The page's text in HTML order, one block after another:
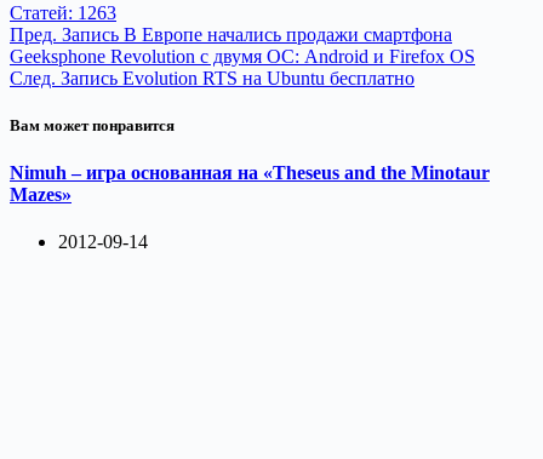
Статей: 1263
Пред. Запись В Европе начались продажи смартфона
Geeksphone Revolution с двумя ОС: Android и Firefox OS
След. Запись Evolution RTS на Ubuntu бесплатно
Вам может понравится
Nimuh – игра основанная на «Theseus and the Minotaur
Mazes»
2012-09-14